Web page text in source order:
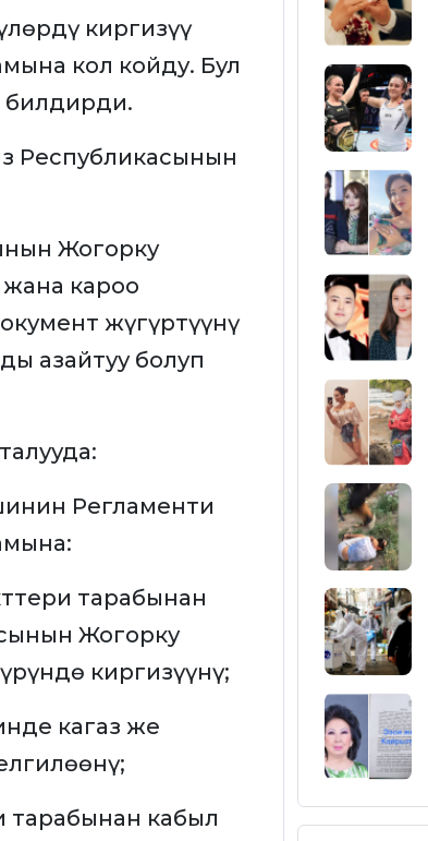
киргизүү
кол койду. Бул
билдирди.
Республикасынын
Жогорку
кароо
жүгүртүүнү
азайтуу болуп
Регламенти
тарабынан
Жогорку
киргизүүнү;
кагаз же
тарабынан кабыл